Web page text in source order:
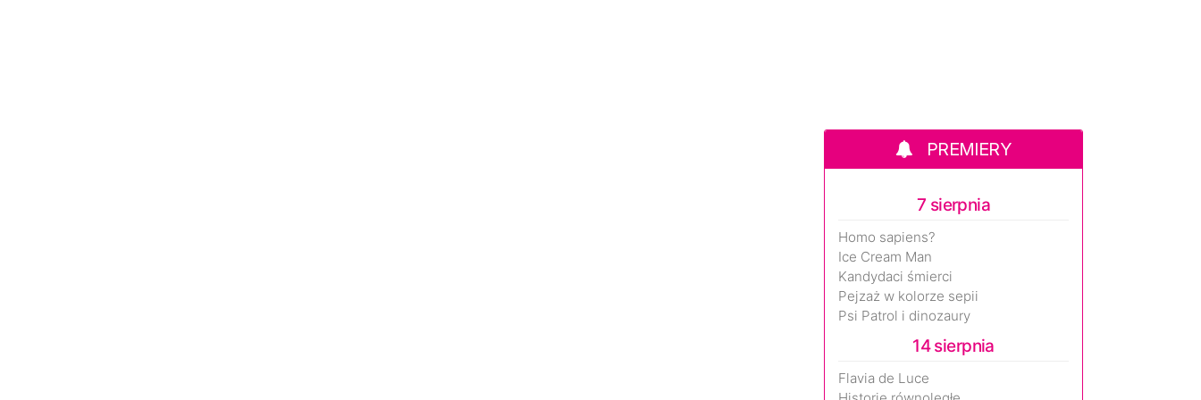
PREMIERY
7 sierpnia
Homo sapiens?
Ice Cream Man
Kandydaci śmierci
Pejzaż w kolorze sepii
Psi Patrol i dinozaury
14 sierpnia
Flavia de Luce